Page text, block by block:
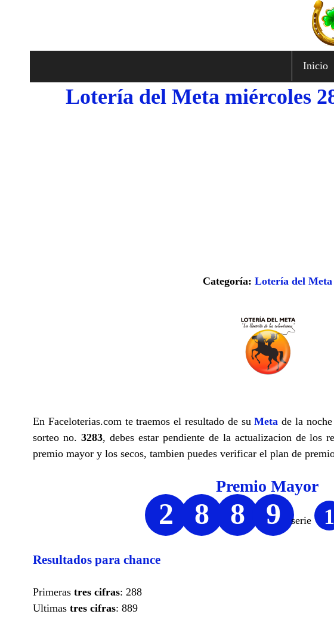
Inicio
Lotería del Meta miércoles
Categoría: Lotería del Meta
En Faceloterias.com te traemos el resultado de suMeta de la
sorteo no. 3283, debes estar pendiente de la actualizacion de los
premio mayor y los secos, tambien puedes verificar el plan de
Premio Mayor
2 8 8 9 serie 1
Resultados para chance
Primeras tres cifras: 288
Ultimas tres cifras: 889